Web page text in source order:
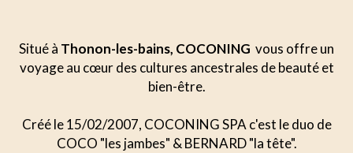
Situé à Thonon-les-bains, COCONING vous offre un
voyage au cœur des cultures ancestrales de beauté et
bien-être.
Créé le 15/02/2007, COCONING SPA c'est le duo de
COCO "les jambes" & BERNARD "la tête".